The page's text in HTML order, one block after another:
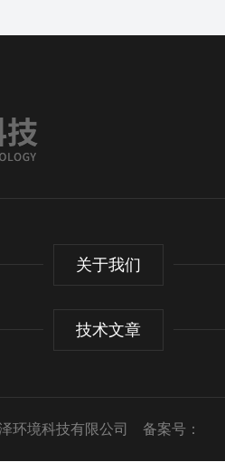
关于我们
技术文章
环境科技有限公司 备案号：